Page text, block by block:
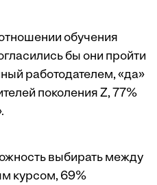
обучения
бы они пройти
работодателем, «да»
поколения Z, 77%
выбирать между
курсом, 69%